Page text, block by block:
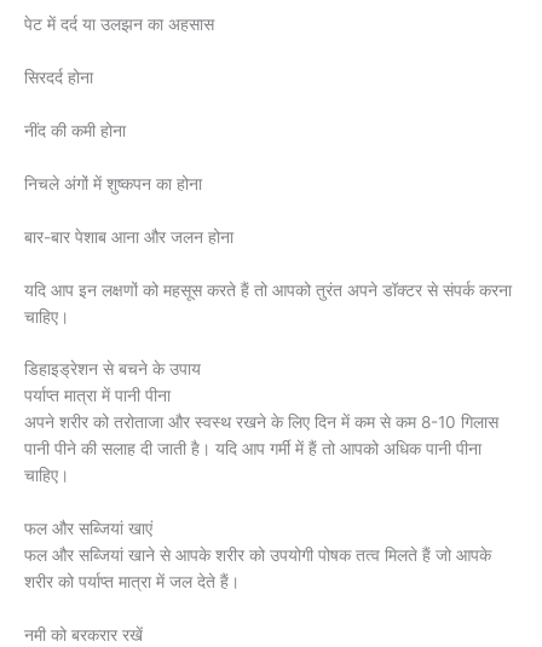
पेट में दर्द या उलझन का अहसास
सिरदर्द होना
नींद की कमी होना
निचले अंगों में शुष्कपन का होना
बार-बार पेशाब आना और जलन होना
यदि आप इन लक्षणों को महसूस करते हैं तो आपको तुरंत अपने डॉक्टर से संपर्क करना
चाहिए।
डिहाइड्रेशन से बचने के उपाय
पर्याप्त मात्रा में पानी पीना
अपने शरीर को तरोताजा और स्वस्थ रखने के लिए दिन में कम से कम 8-10 गिलास
पानी पीने की सलाह दी जाती है। यदि आप गर्मी में हैं तो आपको अधिक पानी पीना
चाहिए।
फल और सब्जियां खाएं
फल और सब्जियां खाने से आपके शरीर को उपयोगी पोषक तत्व मिलते हैं जो आपके
शरीर को पर्याप्त मात्रा में जल देते हैं।
नमी को बरकरार रखें